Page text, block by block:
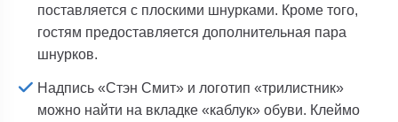
поставляется с плоскими шнурками. Кроме того,
гостям предоставляется дополнительная пара
шнурков.
Надпись «Стэн Смит» и логотип «трилистник»
можно найти на вкладке «каблук» обуви. Клеймо